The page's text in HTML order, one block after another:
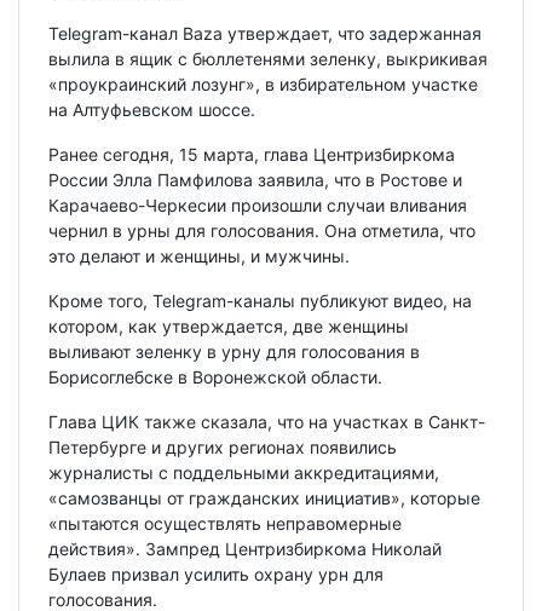
Telegram-канал Baza утверждает, что задержанная
вылила в ящик с бюллетенями зеленку, выкрикивая
«проукраинский лозунг», в избирательном участке
на Алтуфьевском шоссе.
Ранее сегодня, 15 марта, глава Центризбиркома
России Элла Памфилова заявила, что в Ростове и
Карачаево-Черкесии произошли случаи вливания
чернил в урны для голосования. Она отметила, что
это делают и женщины, и мужчины.
Кроме того, Telegram-каналы публикуют видео, на
котором, как утверждается, две женщины
выливают зеленку в урну для голосования в
Борисоглебске в Воронежской области.
Глава ЦИК также сказала, что на участках в Санкт-
Петербурге и других регионах появились
журналисты с поддельными аккредитациями,
«самозванцы от гражданских инициатив», которые
«пытаются осуществлять неправомерные
действия». Зампред Центризбиркома Николай
Булаев призвал усилить охрану урн для
голосования.